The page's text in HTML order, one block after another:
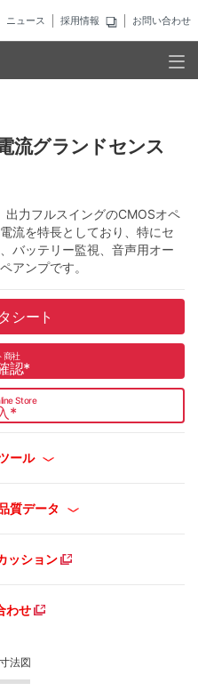
ニュース 採用情報 お問い合わせ
寸法図
流グランドセンス
力フルスイングのCMOSオペ
流を特長としており、特にセ
バッテリー監視、音声用オー
アンプです。
シート
商社
認*
Store
*
ール
質データ
ッション
わせ